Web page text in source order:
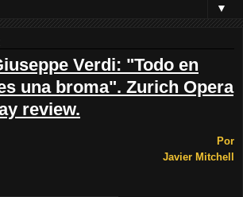
▼
Verdi: "Todo en
una broma". Zurich Opera
review.
Por
Javier Mitchell